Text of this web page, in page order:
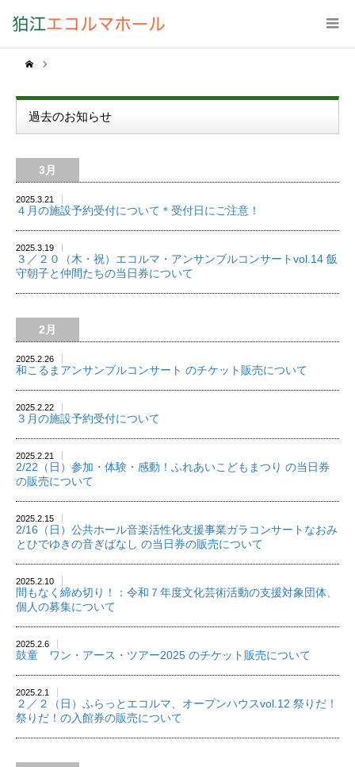
過去のお知らせ
3月
2025.3.21
４月の施設予約受付について＊受付日にご注意！
2025.3.19
３／２０（木・祝）エコルマ・アンサンブルコンサートvol.14 飯
守朝子と仲間たちの当日券について
2月
2025.2.26
和こるまアンサンブルコンサート のチケット販売について
2025.2.22
３月の施設予約受付について
2025.2.21
2/22（日）参加・体験・感動！ふれあいこどもまつり の当日券
の販売について
2025.2.15
2/16（日）公共ホール音楽活性化支援事業ガラコンサートなおみ
とひでゆきの音ぎばなし の当日券の販売について
2025.2.10
間もなく締め切り！：令和７年度文化芸術活動の支援対象団体、
個人の募集について
2025.2.6
鼓童 ワン・アース・ツアー2025 のチケット販売について
2025.2.1
２／２（日）ふらっとエコルマ、オープンハウスvol.12 祭りだ！
祭りだ！の入館券の販売について